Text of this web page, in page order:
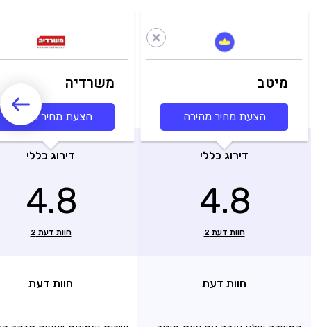
מיטב
הצעת מחיר מהירה
משרדיה
הצעת מחיר מהירה
דירוג כללי
4.8
חוות דעת 2
דירוג כללי
4.8
חוות דעת 2
חוות דעת חוות דעת